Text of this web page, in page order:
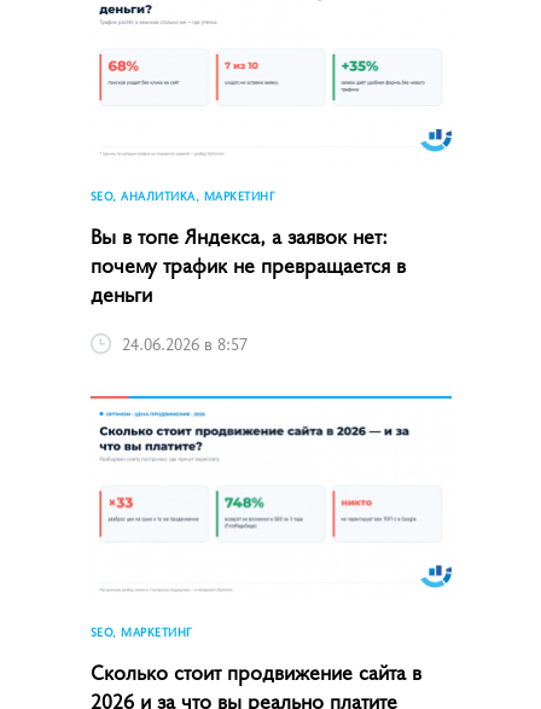
SEO, АНАЛИТИКА, МАРКЕТИНГ
Вы в топе Яндекса, а заявок нет:
почему трафик не превращается в
деньги
24.06.2026 в 8:57
SEO, МАРКЕТИНГ
Сколько стоит продвижение сайта в
2026 и за что вы реально платите